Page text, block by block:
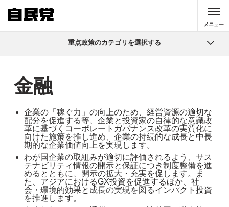
メニュー
重点政策のカテゴリを選択する
やさしい政策シリーズ
公約
提言・その他
金融
企業の「稼ぐ力」の向上のため、経営資源の適切な
配分を促進する等、企業と投資家の自律的な意識改
革に基づくコーポレートガバナンス改革の実質化に
向けた施策を推し進め、企業の持続的な成長と中長
期的な企業価値向上を実現します。
わが国企業の取組みが適切に評価されるよう、サス
テナビリティ情報の開示と保証につき制度整備を進
めるとともに、開示の拡大・充実を促します。ま
た、アジアにおけるGX投資を促進するほか、社
会・環境的効果と成長の実現を図るインパクト投資
を推進します。